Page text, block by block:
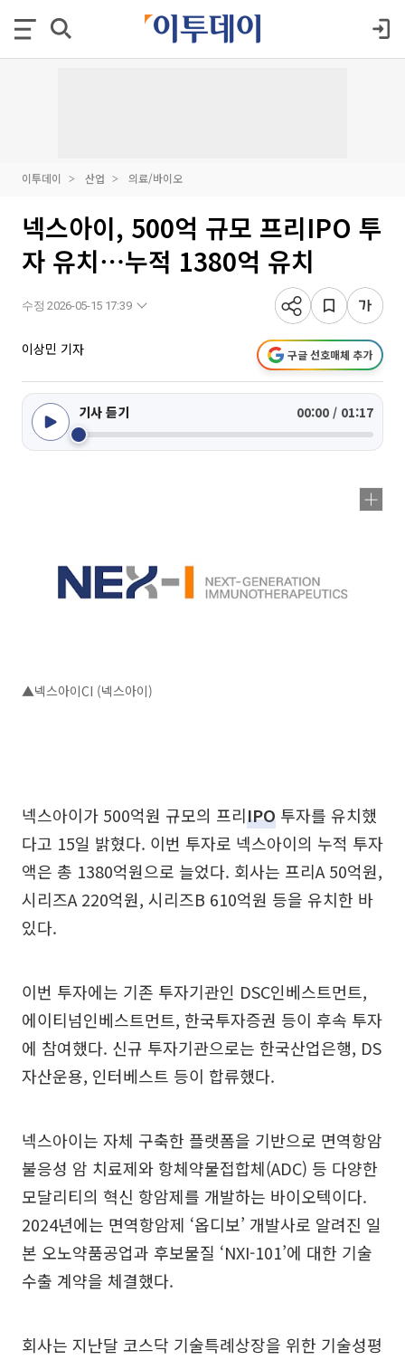
이투데이 산업 의료/바이오
넥스아이, 500억 규모 프리IPO 투
자 유치⋯누적 1380억 유치
수정 2026-05-15 17:39
이상민 기자 구글 선호매체 추가
기사 듣기 00:00 / 01:17
▲넥스아이CI (넥스아이)
넥스아이가 500억원 규모의 프리IPO 투자를 유치했
다고 15일 밝혔다. 이번 투자로 넥스아이의 누적 투자
액은 총 1380억원으로 늘었다. 회사는 프리A 50억원,
시리즈A 220억원, 시리즈B 610억원 등을 유치한 바
있다.
이번 투자에는 기존 투자기관인 DSC인베스트먼트,
에이티넘인베스트먼트, 한국투자증권 등이 후속 투자
에 참여했다. 신규 투자기관으로는 한국산업은행, DS
자산운용, 인터베스트 등이 합류했다.
넥스아이는 자체 구축한 플랫폼을 기반으로 면역항암
불응성 암 치료제와 항체약물접합체(ADC) 등 다양한
모달리티의 혁신 항암제를 개발하는 바이오텍이다.
2024년에는 면역항암제 ‘옵디보’ 개발사로 알려진 일
본 오노약품공업과 후보물질 ‘NXI-101’에 대한 기술
수출 계약을 체결했다.
회사는 지난달 코스닥 기술특례상장을 위한 기술성평